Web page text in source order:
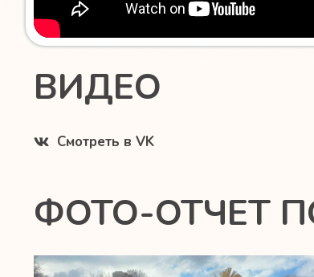
ВИДЕО
Смотреть в VK
ФОТО-ОТЧЕТ